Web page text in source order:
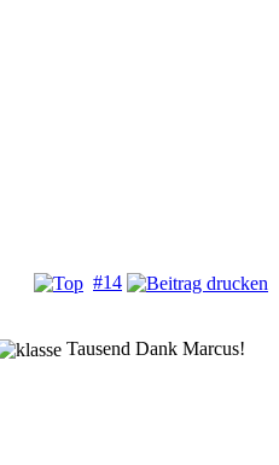
#14
Tausend Dank Marcus!